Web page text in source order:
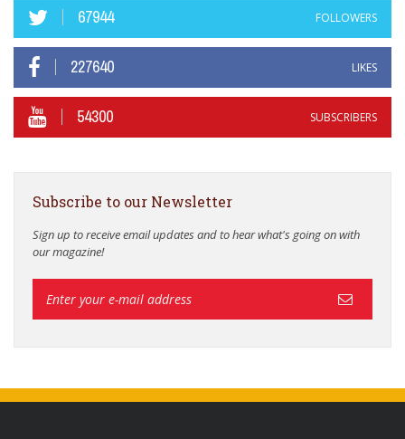
67944 FOLLOWERS
227640 LIKES
54300 SUBSCRIBERS
Subscribe to our Newsletter
Sign up to receive email updates and to hear what's going on with
our magazine!